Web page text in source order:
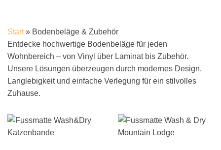
Start» Bodenbeläge & Zubehör
Entdecke hochwertige Bodenbeläge für jeden
Wohnbereich – von Vinyl über Laminat bis Zubehör.
Unsere Lösungen überzeugen durch modernes Design,
Langlebigkeit und einfache Verlegung für ein stilvolles
Zuhause.